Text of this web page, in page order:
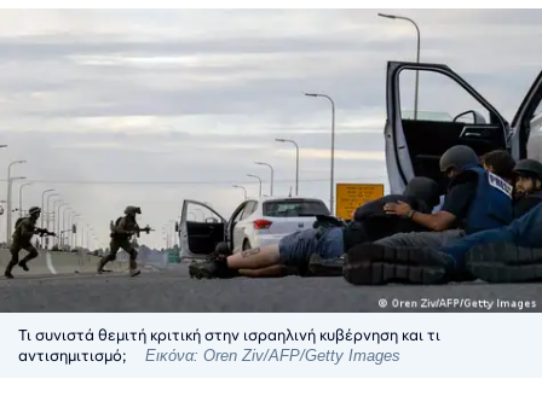
Τι συνιστά θεμιτή κριτική στην ισραηλινή κυβέρνηση και τι
αντισημιτισμό;
Εικόνα: Oren Ziv/AFP/Getty Images